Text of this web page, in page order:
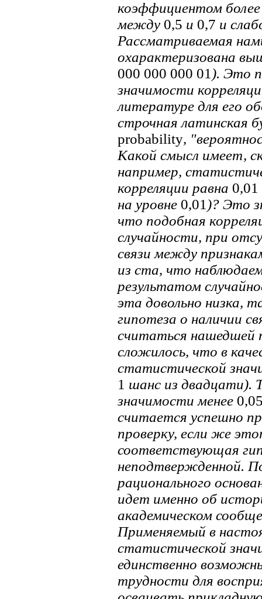
коэффициентом
между 0,5 и 0,7 и
Рассматриваемая
охарактеризована
000 000 000 01 ). Это
значимости
литературе для его
строчная латинская
probability,
Какой смысл имеет,
например,
корреляции равна 0,01
на уровне 0,01 )? Это
что подобная
случайности, при
связи между
из ста, что
результатом
эта довольно низка,
гипотеза о наличии
считаться нашедшей
сложилось, что в
статистической
1 шанс из двадцати).
значимости менее
считается успешно
проверку, если же
соответствующая
неподтвержденной.
рационального
идет именно об
академическом
Применяемый в
статистической
единственно
трудности для